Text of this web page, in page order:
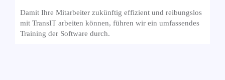
Damit Ihre Mitarbeiter zukünftig effizient und reibungslos
mit TransIT arbeiten können, führen wir ein umfassendes
Training der Software durch.